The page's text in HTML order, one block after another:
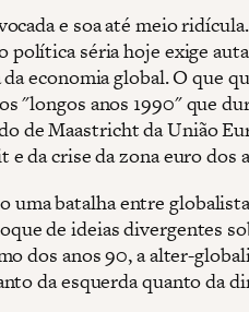
e soa até meio
política séria hoje exige
economia global. O que
"longos anos 1990" que
de Maastricht da União
da crise da zona euro dos
uma batalha entre
de ideias divergentes
dos anos 90, a alter-
da esquerda quanto da